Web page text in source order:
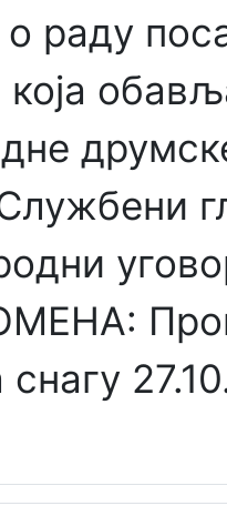
раду